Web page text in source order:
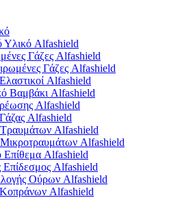
Υλικό Alfashield
Γάζες Alfashield
Γάζες Alfashield
Alfashield
Βαμβάκι Alfashield
Alfashield
Alfashield
Alfashield
Alfashield
Alfashield
Επίδεσμος Alfashield
Ούρων Alfashield
Κοπράνων Alfashield